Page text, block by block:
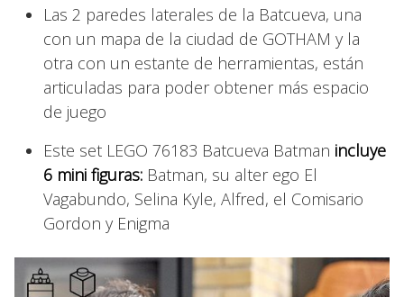
Las 2 paredes laterales de la Batcueva, una
con un mapa de la ciudad de GOTHAM y la
otra con un estante de herramientas, están
articuladas para poder obtener más espacio
de juego
Este set LEGO 76183 Batcueva Batman incluye
6 mini figuras: Batman, su alter ego El
Vagabundo, Selina Kyle, Alfred, el Comisario
Gordon y Enigma